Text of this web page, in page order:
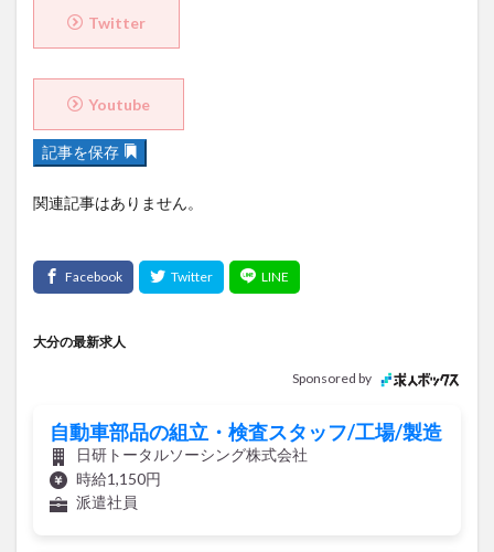
Twitter
Youtube
記事を保存
関連記事はありません。
大分の最新求人
Sponsored by
自動車部品の組立・検査スタッフ/工場/製造
日研トータルソーシング株式会社
時給1,150円
派遣社員